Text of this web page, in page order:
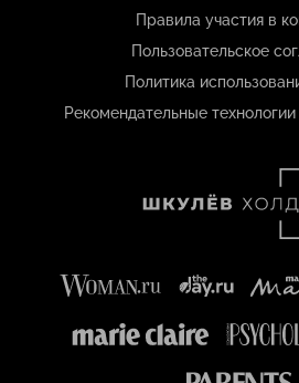
Правила участия в
Пользовательское
Политика
Рекомендательные технологии